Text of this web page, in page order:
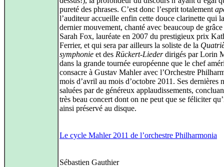
pureté des phrases. C’est donc l’esprit totalement
l’auditeur accueille enfin cette douce clarinette qui
dernier mouvement, chanté avec beaucoup de grâce
Sarah Fox, lauréate en 2007 du prestigieux prix
Ferrier, et qui sera par ailleurs la soliste de la
symphonie et des Rückert-Liederdirigés par Lorin
dans la grande tournée européenne que le chef
consacre à Gustav Mahler avec l’Orchestre
mois d’avril au mois d’octobre 2011. Ses dernières
saluées par de généreux applaudissements,
très beau concert dont on ne peut que se féliciter
ainsi préservé au disque.
Le cycle Mahler 2011 de l’orchestre Philharmonia
Sébastien Gauthier